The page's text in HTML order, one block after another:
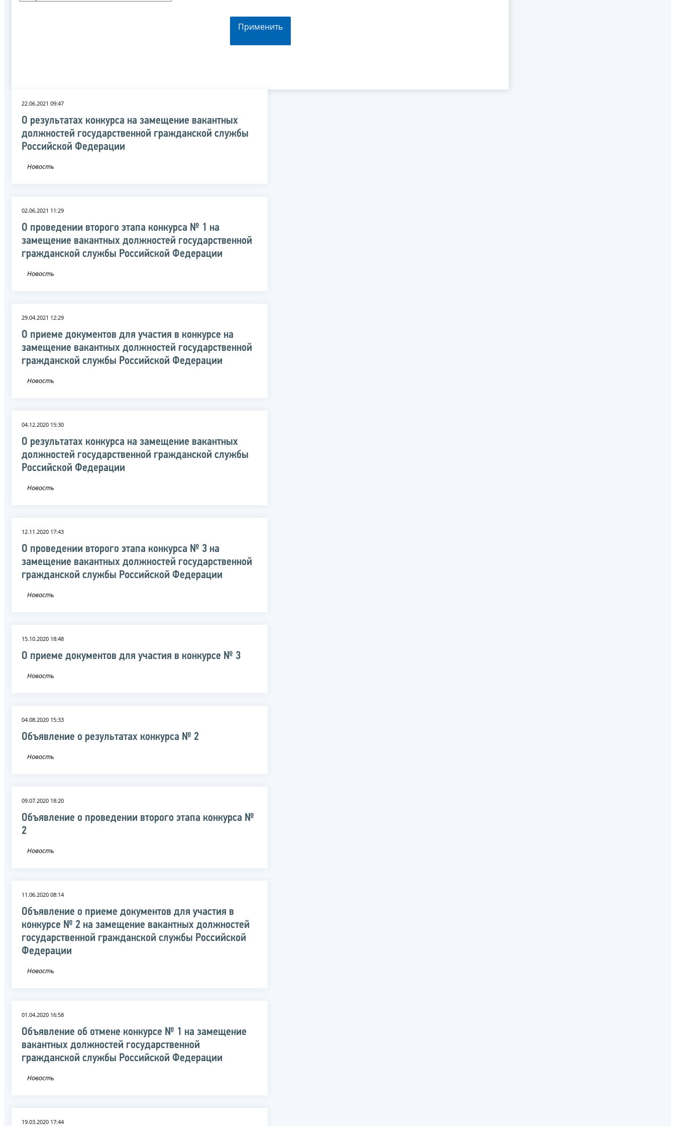
Применить
22.06.2021 09:47
О результатах конкурса на замещение вакантных
должностей государственной гражданской службы
Российской Федерации
Новость
02.06.2021 11:29
О проведении второго этапа конкурса № 1 на
замещение вакантных должностей государственной
гражданской службы Российской Федерации
Новость
29.04.2021 12:29
О приеме документов для участия в конкурсе на
замещение вакантных должностей государственной
гражданской службы Российской Федерации
Новость
04.12.2020 15:30
О результатах конкурса на замещение вакантных
должностей государственной гражданской службы
Российской Федерации
Новость
12.11.2020 17:43
О проведении второго этапа конкурса № 3 на
замещение вакантных должностей государственной
гражданской службы Российской Федерации
Новость
15.10.2020 18:48
О приеме документов для участия в конкурсе № 3
Новость
04.08.2020 15:33
Объявление о результатах конкурса № 2
Новость
09.07.2020 18:20
Объявление о проведении второго этапа конкурса №
2
Новость
11.06.2020 08:14
Объявление о приеме документов для участия в
конкурсе № 2 на замещение вакантных должностей
государственной гражданской службы Российской
Федерации
Новость
01.04.2020 16:58
Объявление об отмене конкурсе № 1 на замещение
вакантных должностей государственной
гражданской службы Российской Федерации
Новость
19.03.2020 17:44